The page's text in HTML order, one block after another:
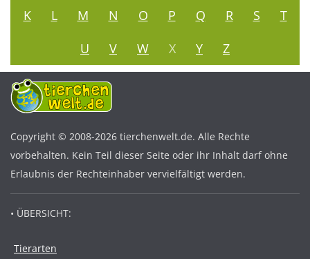
K
L M N O P Q R S
T
U
V W X Y Z
Copyright © 2008-2026 tierchenwelt.de. Alle Rechte
vorbehalten. Kein Teil dieser Seite oder ihr Inhalt darf ohne
Erlaubnis der Rechteinhaber vervielfältigt werden.
• ÜBERSICHT:
Tierarten